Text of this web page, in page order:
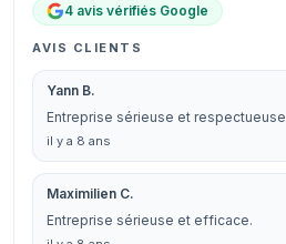
4 avis vérifiés Google
AVIS CLIENTS
Yann B.
Entreprise sérieuse et respectueuse
il y a 8 ans
Maximilien C.
Entreprise sérieuse et efficace.